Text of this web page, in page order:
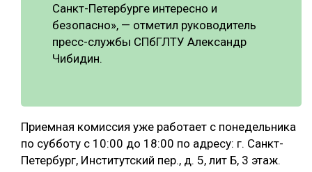
Санкт-Петербурге интересно и
безопасно», — отметил руководитель
пресс-службы СПбГЛТУ Александр
Чибидин.
Приемная комиссия уже работает с понедельника
по субботу с 10:00 до 18:00 по адресу: г. Санкт-
Петербург, Институтский пер., д. 5, лит Б, 3 этаж.